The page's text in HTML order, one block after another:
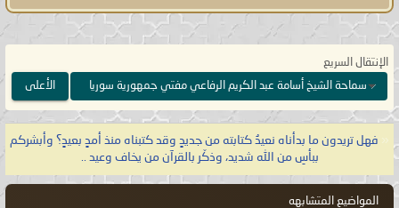
الله تعالى:{وَقَالَ لَهُمْ نَبِيُّهُمْ إِنَّ اللَّهَ قَدْ
بَعَثَ لَكُمْ طَالُوتَ مَلِكًا قَالُوا أَنَّىٰ يَكُونُ لَهُ
الْمُلْكُ عَلَيْنَا وَنَحْنُ أَحَقُّ بِالْمُلْكِ مِنْهُ وَلَمْ
يُؤْتَ سَعَةً مِّنَ الْمَالِ قَالَ إِنَّ اللَّهَ
اصْطَفَاهُ عَلَيْكُمْ وَزاده بسطةً فِي الْعِلْمِ
وَالْجِسْمِ وَاللَّهُ يُؤْتِي مُلْكَهُ مَن يَشَاءُ
وَاللَّهُ وَاسِعٌعَلِيمٌ}صدق الله العظيم
[البقرة:٢٤٧].
الإنتقال السريع
سماحة الشيخ أسامة عبد الكريم الرفاعي مفتي جمهورية سوريا
الأعلى
« فهل تريدون ما بدأناه نعيدُ كتابته من جديدٍ وقد كتبناه منذ أمدٍ بعيدٍ؟ وأبشركم
ببأسِ من الله شديد، وذكّر بالقرآن من يخاف وعيد ..
المواضيع المتشابهه